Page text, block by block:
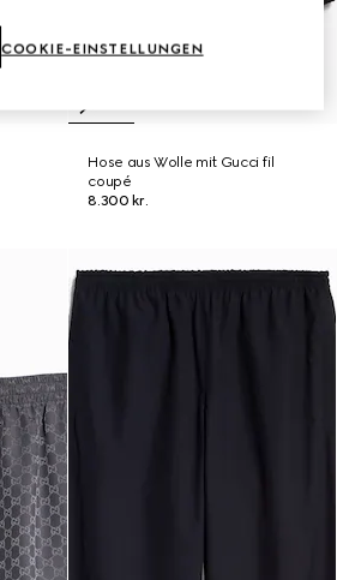
Hose aus Wolle mit Gucci fil
coupé
8.300 kr.
COOKIE-EINSTELLUNGEN